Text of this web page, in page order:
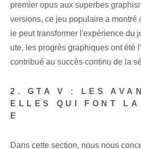
premier opus aux superbes
versions, ce jeu populaire a montré
ie peut transformer l'expérience du
ute, les progrès graphiques ont été
contribué au succès continu de la
2. GTA V : LES
ELLES QUI FONT LA
E
Dans cette section, nous nous